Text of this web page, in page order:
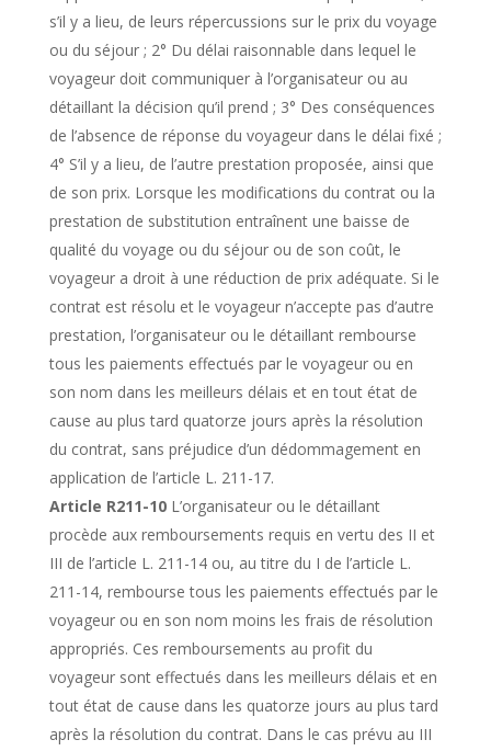
s’il y a lieu, de leurs répercussions sur le prix du voyage
ou du séjour ; 2° Du délai raisonnable dans lequel le
voyageur doit communiquer à l’organisateur ou au
détaillant la décision qu’il prend ; 3° Des conséquences
de l’absence de réponse du voyageur dans le délai fixé ;
4° S’il y a lieu, de l’autre prestation proposée, ainsi que
de son prix. Lorsque les modifications du contrat ou la
prestation de substitution entraînent une baisse de
qualité du voyage ou du séjour ou de son coût, le
voyageur a droit à une réduction de prix adéquate. Si le
contrat est résolu et le voyageur n’accepte pas d’autre
prestation, l’organisateur ou le détaillant rembourse
tous les paiements effectués par le voyageur ou en
son nom dans les meilleurs délais et en tout état de
cause au plus tard quatorze jours après la résolution
du contrat, sans préjudice d’un dédommagement en
application de l’article L. 211-17.
Article R211-10L’organisateur ou le détaillant
procède aux remboursements requis en vertu des II et
III de l’article L. 211-14 ou, au titre du I de l’article L.
211-14, rembourse tous les paiements effectués par le
voyageur ou en son nom moins les frais de résolution
appropriés. Ces remboursements au profit du
voyageur sont effectués dans les meilleurs délais et en
tout état de cause dans les quatorze jours au plus tard
après la résolution du contrat. Dans le cas prévu au III